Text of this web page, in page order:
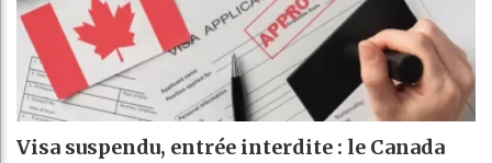
Visa suspendu, entrée interdite : le Canada